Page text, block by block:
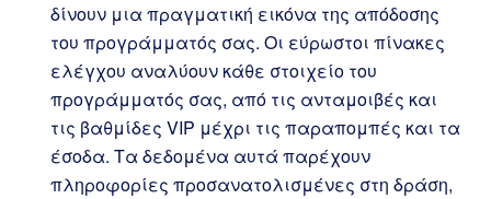
δίνουν μια πραγματική εικόνα της απόδοσης
του προγράμματός σας. Οι εύρωστοι πίνακες
ελέγχου αναλύουν κάθε στοιχείο του
προγράμματός σας, από τις ανταμοιβές και
τις βαθμίδες VIP μέχρι τις παραπομπές και τα
έσοδα. Τα δεδομένα αυτά παρέχουν
πληροφορίες προσανατολισμένες στη δράση,